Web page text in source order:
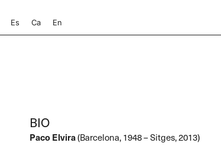
Es Ca En
BIO
Paco Elvira(Barcelona, 1948 – Sitges, 2013)